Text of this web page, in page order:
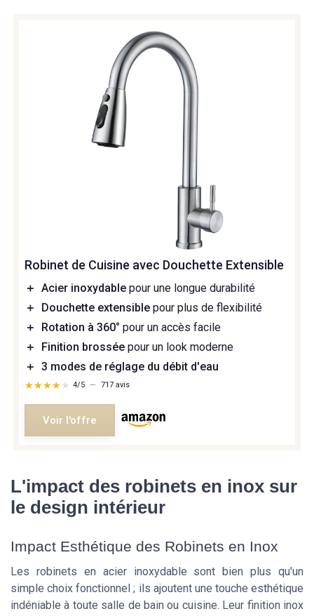
Robinet de Cuisine avec Douchette Extensible
＋ Acier inoxydable pour une longue durabilité
＋
Douchette extensible pour plus de flexibilité
＋
Rotation à 360° pour un accès facile
＋
Finition brossée pour un look moderne
＋ 3 modes de réglage du débit d'eau
★★★★★
★★★★★ 4/5 — 717 avis
Voir l'offre
L'impact des robinets en inox sur
le design intérieur
Impact Esthétique des Robinets en Inox
Les robinets en acier inoxydable sont bien plus qu'un
simple choix fonctionnel ; ils ajoutent une touche esthétique
indéniable à toute salle de bain ou cuisine. Leur finition inox